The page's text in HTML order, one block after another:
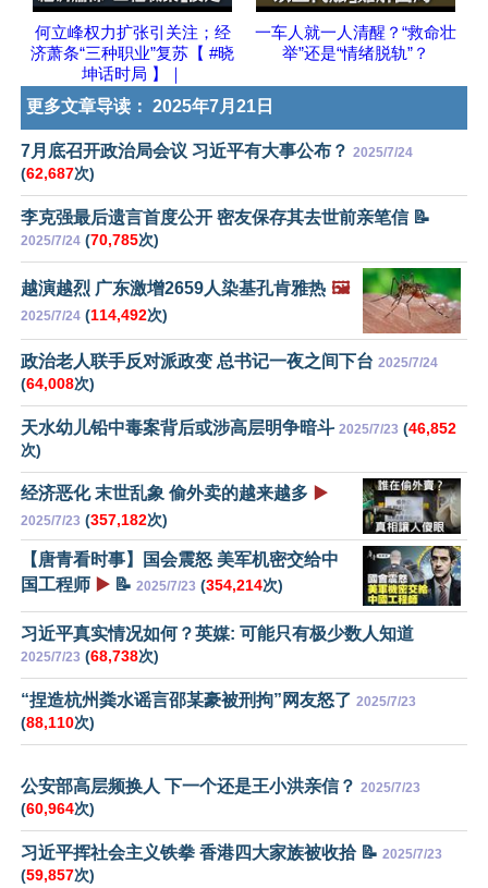
何立峰权力扩张引关注；经
济萧条“三种职业”复苏【 #晓
坤话时局 】｜
一车人就一人清醒？“救命壮
举”还是“情绪脱轨”？
更多文章导读： 2025年7月21日
7月底召开政治局会议 习近平有大事公布？ 2025/7/24
(62,687次)
李克强最后遗言首度公开 密友保存其去世前亲笔信 📝
2025/7/24 (70,785次)
越演越烈 广东激增2659人染基孔肯雅热 🖼️
2025/7/24 (114,492次)
政治老人联手反对派政变 总书记一夜之间下台 2025/7/24
(64,008次)
天水幼儿铅中毒案背后或涉高层明争暗斗 2025/7/23 (46,852
次)
经济恶化 末世乱象 偷外卖的越来越多 ▶️
2025/7/23 (357,182次)
【唐青看时事】国会震怒 美军机密交给中
国工程师 ▶️ 📝 2025/7/23 (354,214次)
习近平真实情况如何？英媒: 可能只有极少数人知道
2025/7/23 (68,738次)
“捏造杭州粪水谣言邵某豪被刑拘”网友怒了 2025/7/23
(88,110次)
公安部高层频换人 下一个还是王小洪亲信？ 2025/7/23
(60,964次)
习近平挥社会主义铁拳 香港四大家族被收拾 📝 2025/7/23
(59,857次)